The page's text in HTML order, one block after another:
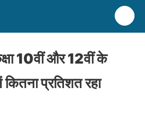
10वीं और 12वीं के
प्रतिशत रहा